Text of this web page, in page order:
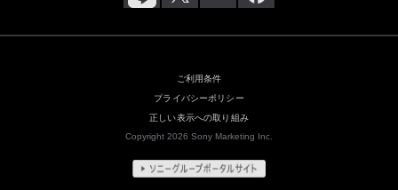
ご利用条件
プライバシーポリシー
正しい表示への取り組み
Copyright 2026 Sony Marketing Inc.